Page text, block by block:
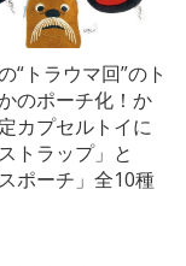
“トラウマ回”のト
のポーチ化！か
カプセルトイに
トラップ」と
ポーチ」全10種